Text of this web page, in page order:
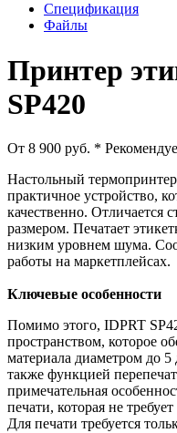
Спецификация
Файлы
Принтер
SP420
От 8 900 руб. *
Настольный
практичное устройство,
качественно.
размером. Печатает
низким уровнем шума.
работы на маркетплейсах.
Ключевые особенности
Помимо этого, IDPRT
пространством, которое
материала диаметром до
также функцией
примечательная
печати, которая не
Для печати требуется